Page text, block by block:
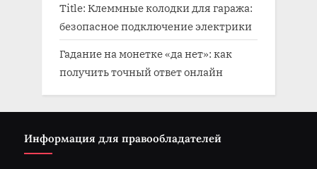
Title: Клеммные колодки для гаража:
безопасное подключение электрики
Гадание на монетке «да нет»: как
получить точный ответ онлайн
Информация для правообладателей